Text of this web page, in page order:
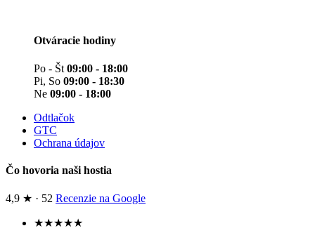
Otváracie hodiny
Po - Št 09:00 - 18:00
Pi, So 09:00 - 18:30
Ne 09:00 - 18:00
Odtlačok
GTC
Ochrana údajov
Čo hovoria naši hostia
4,9 ★ · 52 Recenzie na Google
★★★★★